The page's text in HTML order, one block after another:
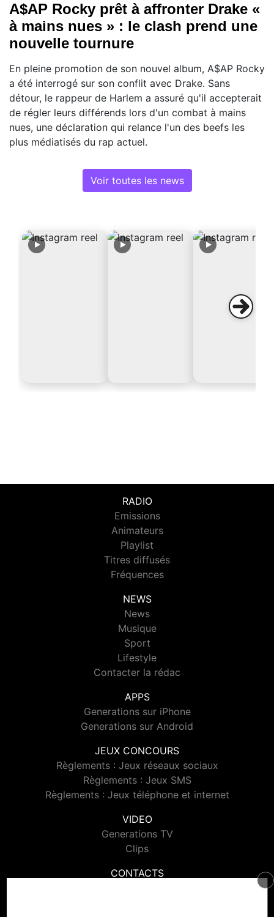
A$AP Rocky prêt à affronter Drake «
à mains nues » : le clash prend une
nouvelle tournure
En pleine promotion de son nouvel album, A$AP Rocky
a été interrogé sur son conflit avec Drake. Sans
détour, le rappeur de Harlem a assuré qu'il accepterait
de régler leurs différends lors d'un combat à mains
nues, une déclaration qui relance l'un des beefs les
plus médiatisés du rap actuel.
Voir toutes les news
RADIO
Emissions
Animateurs
Playlist
Titres diffusés
Fréquences
NEWS
News
Musique
Sport
Lifestyle
Contacter la rédac
APPS
Generations sur iPhone
Generations sur Android
JEUX CONCOURS
Règlements : Jeux réseaux sociaux
Règlements : Jeux SMS
Règlements : Jeux téléphone et internet
VIDEO
Generations TV
Clips
CONTACTS